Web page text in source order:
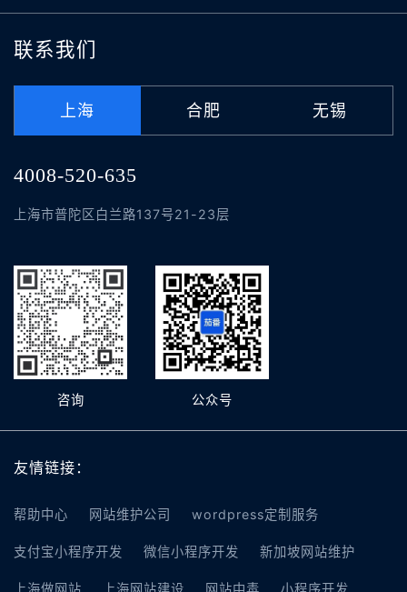
联系我们
上海 合肥 无锡
4008-520-635
上海市普陀区白兰路137号21-23层
咨询 公众号
友情链接：
帮助中心 网站维护公司 wordpress定制服务
支付宝小程序开发 微信小程序开发 新加坡网站维护
上海做网站 上海网站建设 网站中毒 小程序开发